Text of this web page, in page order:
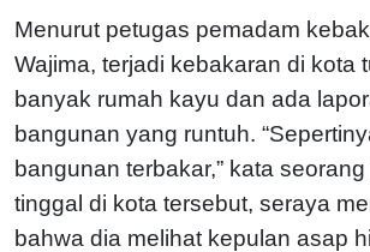
Menurut petugas pemadam
Wajima, terjadi kebakaran di kota
banyak rumah kayu dan ada
bangunan yang runtuh.
bangunan terbakar,” kata
tinggal di kota tersebut, seraya
bahwa dia melihat kepulan asap